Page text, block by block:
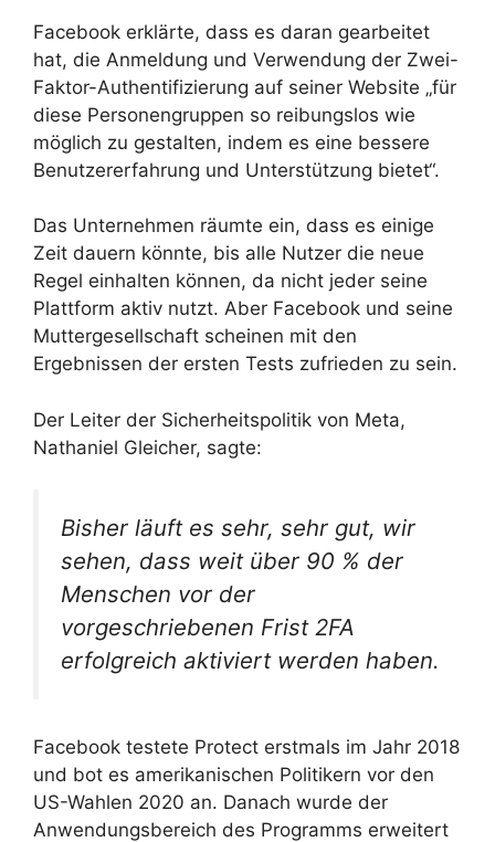
Facebook erklärte, dass es daran gearbeitet
hat, die Anmeldung und Verwendung der Zwei-
Faktor-Authentifizierung auf seiner Website „für
diese Personengruppen so reibungslos wie
möglich zu gestalten, indem es eine bessere
Benutzererfahrung und Unterstützung bietet“.
Das Unternehmen räumte ein, dass es einige
Zeit dauern könnte, bis alle Nutzer die neue
Regel einhalten können, da nicht jeder seine
Plattform aktiv nutzt. Aber Facebook und seine
Muttergesellschaft scheinen mit den
Ergebnissen der ersten Tests zufrieden zu sein.
Der Leiter der Sicherheitspolitik von Meta,
Nathaniel Gleicher, sagte:
Bisher läuft es sehr, sehr gut, wir
sehen, dass weit über 90 % der
Menschen vor der
vorgeschriebenen Frist 2FA
erfolgreich aktiviert werden haben.
Facebook testete Protect erstmals im Jahr 2018
und bot es amerikanischen Politikern vor den
US-Wahlen 2020 an. Danach wurde der
Anwendungsbereich des Programms erweitert